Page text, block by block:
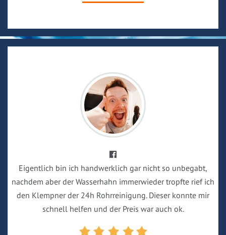
Eigentlich bin ich handwerklich gar nicht so unbegabt,
nachdem aber der Wasserhahn immerwieder tropfte rief ich
den Klempner der 24h Rohrreinigung. Dieser konnte mir
schnell helfen und der Preis war auch ok.